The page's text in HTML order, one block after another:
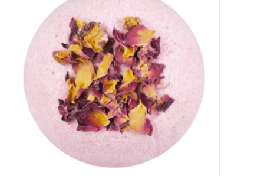
Skin Collection
Soap
Reviews
Women's Collection